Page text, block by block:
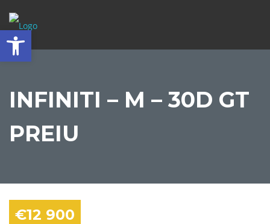
INFINITI – M – 30D GT
PREIU
€12 900
Abrir barra de herramientas